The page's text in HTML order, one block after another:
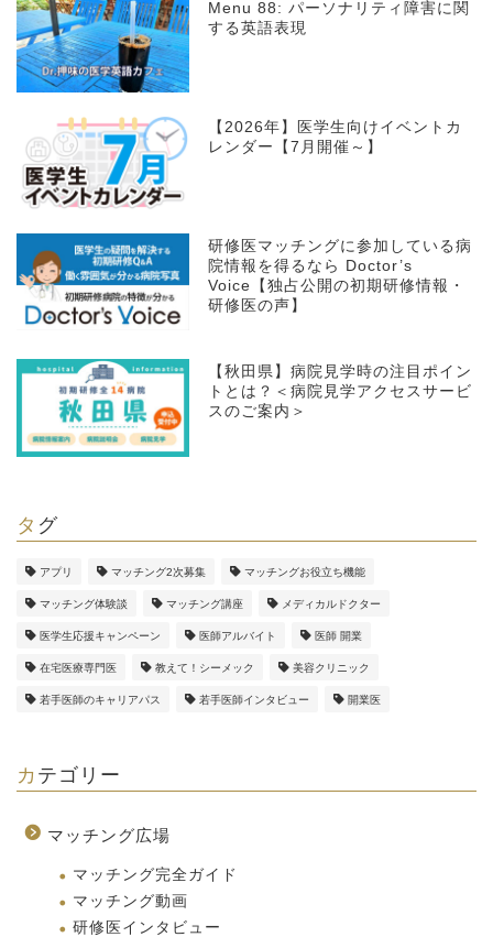
Menu 88: パーソナリティ障害に関
する英語表現
【2026年】医学生向けイベントカ
レンダー【7月開催～】
研修医マッチングに参加している病
院情報を得るなら Doctor’s
Voice【独占公開の初期研修情報・
研修医の声】
【秋田県】病院見学時の注目ポイン
トとは？＜病院見学アクセスサービ
スのご案内＞
タグ
アプリ マッチング2次募集 マッチングお役立ち機能
マッチング体験談 マッチング講座 メディカルドクター
医学生応援キャンペーン 医師アルバイト 医師 開業
在宅医療専門医 教えて！シーメック 美容クリニック
若手医師のキャリアパス 若手医師インタビュー 開業医
カテゴリー
マッチング広場
マッチング完全ガイド
マッチング動画
研修医インタビュー